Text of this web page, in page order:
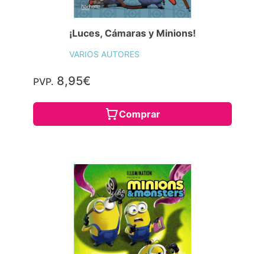
¡Luces, Cámaras y Minions!
VARIOS AUTORES
PVP. 8,95€
Comprar